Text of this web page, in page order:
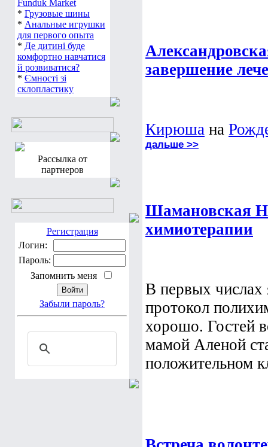
Funduk Market
* Грузовые шины
* Анальные игрушки
для первого опыта
* Де дитині буде
комфортно навчатися
й розвиватися?
* Ємності зі
склопластику
Рассылка от
партнеров
Регистрация
Логин:
Пароль:
Запомнить меня
Забыли пароль?
завершение
Кирюша на
дальше >>
Шамановская
химиотерапии
В первых числах
протокол
хорошо. Гостей
мамой Аленой
положительном